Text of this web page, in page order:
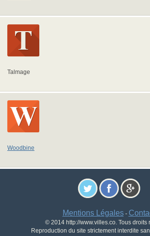
Talmage
Woodbine
Mentions Légales-
© 2014 http://www.villes.co. Tous droits
Reproduction du site strictement interdite